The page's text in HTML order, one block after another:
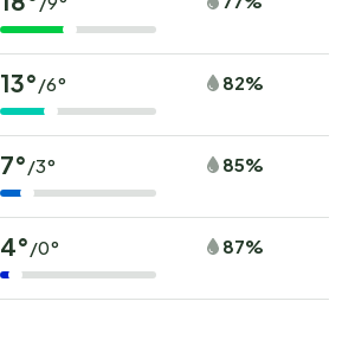
13° /6° 82%
7° /3° 85%
4° /0° 87%